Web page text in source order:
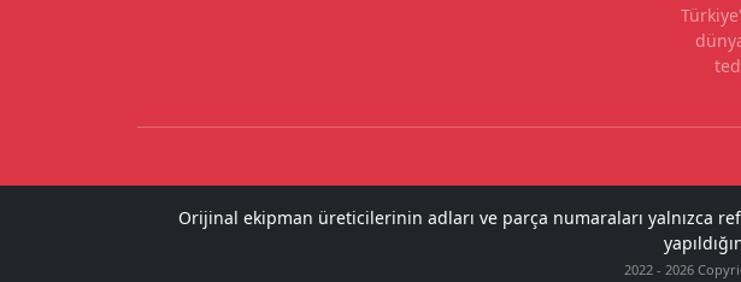
Orijinal ekipman üreticilerinin adları ve parça numaraları yalnızca
2022 - 2026